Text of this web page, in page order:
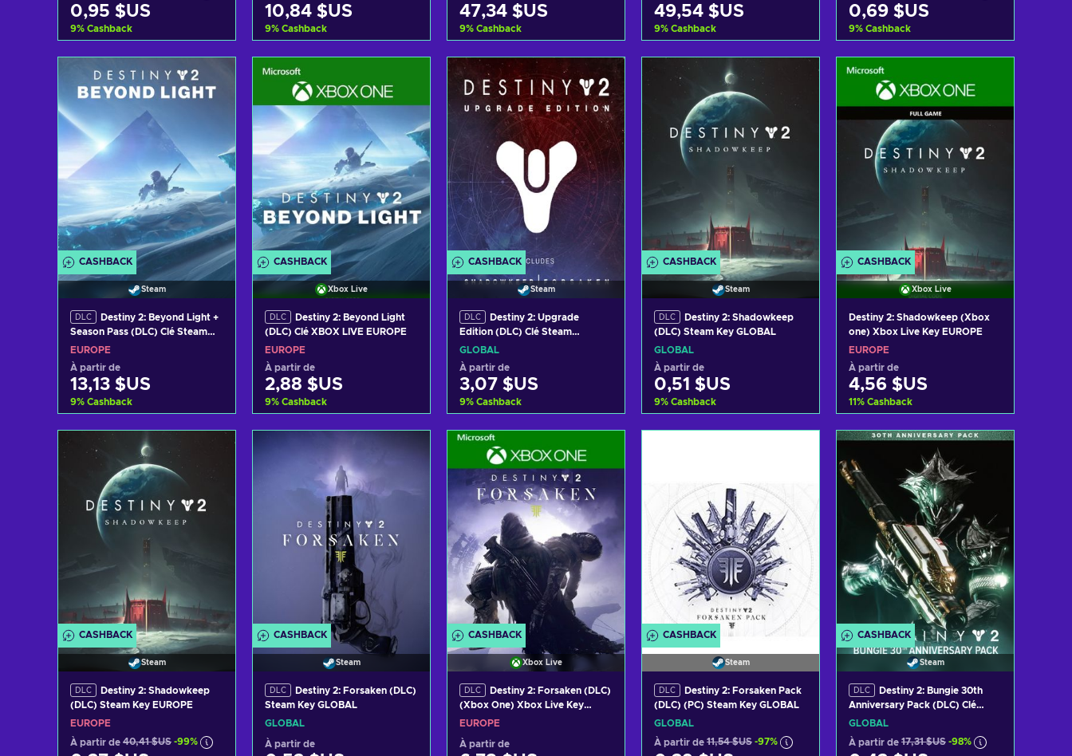
0,95 $US
9% Cashback
Voir les offres
10,84 $US
9% Cashback
Voir les offres
47,34 $US
9% Cashback
Ajouter au panier
Voir les offres
49,54 $US
9% Cashback
Voir les offres
0,69 $US
9% Cashback
Voir les offres
CASHBACK
Steam
DLC
Destiny 2: Beyond Light +
Season Pass (DLC) Clé Steam
EUROPE
EUROPE
À partir de
13,13 $US
9% Cashback
Voir les offres
CASHBACK
Xbox Live
DLC
Destiny 2: Beyond Light
(DLC) Clé XBOX LIVE EUROPE
EUROPE
À partir de
2,88 $US
9% Cashback
Ajouter au panier
Voir les offres
CASHBACK
Steam
DLC
Destiny 2: Upgrade
Edition (DLC) Clé Steam
GLOBAL
GLOBAL
À partir de
3,07 $US
9% Cashback
Ajouter au panier
Voir les offres
CASHBACK
Steam
DLC
Destiny 2: Shadowkeep
(DLC) Steam Key GLOBAL
GLOBAL
À partir de
0,51 $US
9% Cashback
CASHBACK
Xbox Live
Destiny 2: Shadowkeep (Xbox
one) Xbox Live Key EUROPE
EUROPE
À partir de
4,56 $US
11% Cashback
Ajouter au panier
Voir les offres
CASHBACK
Steam
DLC
Destiny 2: Shadowkeep
(DLC) Steam Key EUROPE
EUROPE
À partir de 40,41 $US -99%
CASHBACK
Steam
DLC
Destiny 2: Forsaken (DLC)
Steam Key GLOBAL
GLOBAL
À partir de
CASHBACK
Xbox Live
DLC
Destiny 2: Forsaken (DLC)
(Xbox One) Xbox Live Key
EUROPE
EUROPE
À partir de
CASHBACK
Steam
DLC
Destiny 2: Forsaken Pack
(DLC) (PC) Steam Key GLOBAL
GLOBAL
À partir de 11,54 $US -97%
CASHBACK
Steam
DLC
Destiny 2: Bungie 30th
Anniversary Pack (DLC) Clé
Steam GLOBAL
GLOBAL
À partir de 17,31 $US -98%